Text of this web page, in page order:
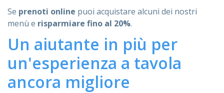
Se prenoti online puoi acquistare alcuni dei nostri
menù e risparmiare fino al 20%.
Un aiutante in più per
un'esperienza a tavola
ancora migliore